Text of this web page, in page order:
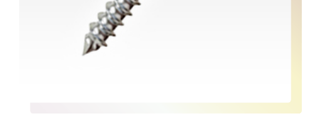
下顎前突（受け口）
上下顎前突（口元が尖っている）